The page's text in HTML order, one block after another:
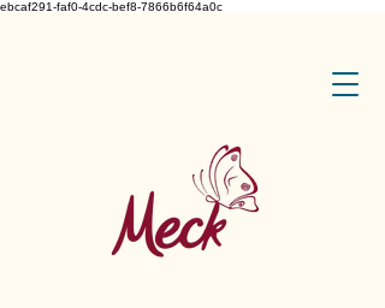
ebcaf291-faf0-4cdc-bef8-7866b6f64a0c